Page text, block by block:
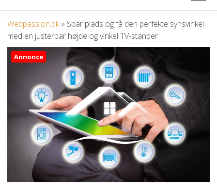
Webpassion.dk» Spar plads og få den perfekte synsvinkel
med en justerbar højde og vinkel TV-stander
Annonce